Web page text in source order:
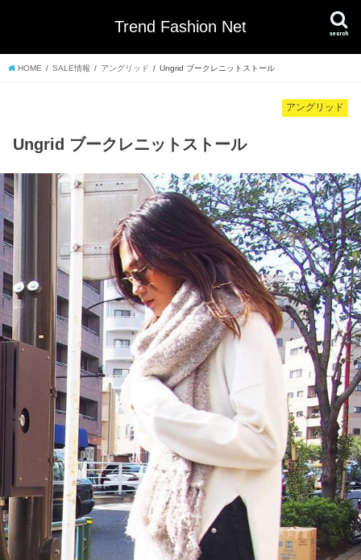
Trend Fashion Net search
HOME SALE情報 アングリッド Ungrid ブークレニットストール
アングリッド
Ungrid ブークレニットストール